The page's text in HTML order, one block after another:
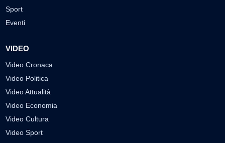
Sport
Eventi
VIDEO
Video Cronaca
Video Politica
Video Attualità
Video Economia
Video Cultura
Video Sport